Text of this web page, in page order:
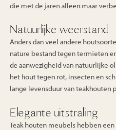
die met de jaren alleen maar
Natuurlijke weerstand
Anders dan veel andere
nature bestand tegen termieten
de aanwezigheid van natuurlijke
het hout tegen rot, insecten en
lange levensduur van teakhouten
Elegante uitstraling
Teak houten meubels hebben